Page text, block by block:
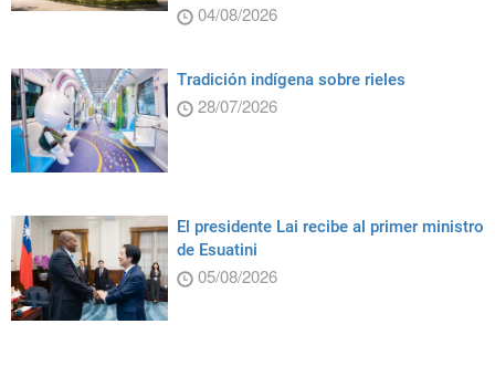
04/08/2026
Tradición indígena sobre rieles
28/07/2026
El presidente Lai recibe al primer ministro
de Esuatini
05/08/2026